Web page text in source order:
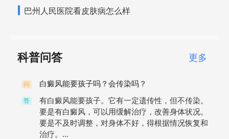
巴州人民医院看皮肤病怎么样
科普问答 更多
问 白癜风能要孩子吗？会传染吗？
答
有白癜风能要孩子。它有一定遗传性，但不传染。
要是有白癜风，可以用缓解治疗，改善身体状况。
要是不及时调整，对身体不好，得根据情况恢复和
治疗。...